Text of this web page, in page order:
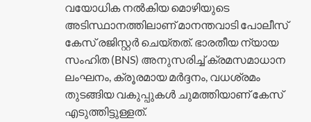
വയോധിക നൽകിയ മൊഴിയുടെ
അടിസ്ഥാനത്തിലാണ് മാനന്തവാടി പോലീസ്
കേസ് രജിസ്റ്റർ ചെയ്തത്. ഭാരതീയ ന്യായ
സംഹിത (BNS) അനുസരിച്ച് ക്രമസമാധാന
ലംഘനം, ക്രൂരമായ മർദ്ദനം, വധശ്രമം
തുടങ്ങിയ വകുപ്പുകൾ ചുമത്തിയാണ് കേസ്
എടുത്തിട്ടുള്ളത്.